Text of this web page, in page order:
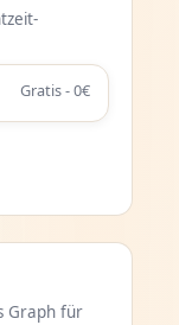
Gratis - 0€
Graph für